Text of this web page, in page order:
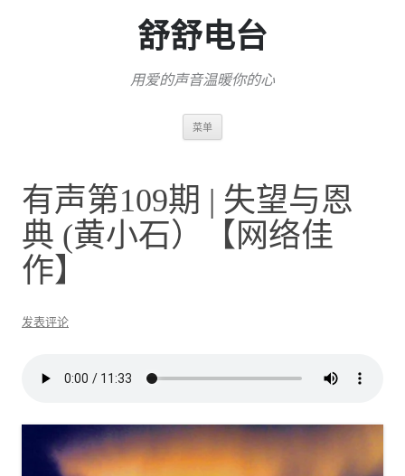
舒舒电台
用爱的声音温暖你的心
菜单
有声第109期 | 失望与恩
典 (黄小石）【网络佳
作】
发表评论